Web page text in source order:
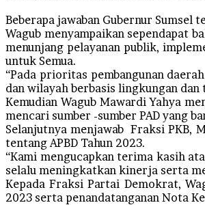
Beberapa jawaban Gubernur Sumsel
Wagub menyampaikan sependapat
menunjang pelayanan publik,
untuk Semua.
“Pada prioritas pembangunan
dan wilayah berbasis lingkungan
Kemudian Wagub Mawardi Yahya
mencari sumber -sumber PAD yang
Selanjutnya menjawab Fraksi PKB,
tentang APBD Tahun 2023.
“Kami mengucapkan terima kasih
selalu meningkatkan kinerja serta
Kepada Fraksi Partai Demokrat,
2023 serta penandatanganan Nota